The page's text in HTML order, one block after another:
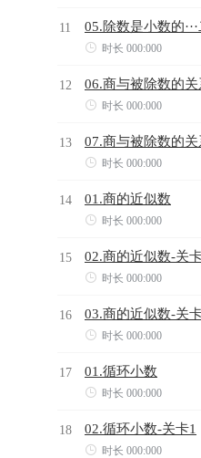
11 05.除数是小数的
 时长 000:000
12 06.商与被除数的关
 时长 000:000
13 07.商与被除数的
 时长 000:000
14 01.商的近似数
 时长 000:000
15 02.商的近似数-关
 时长 000:000
16 03.商的近似数-关
 时长 000:000
17 01.循环小数
 时长 000:000
18 02.循环小数-关卡1
 时长 000:000